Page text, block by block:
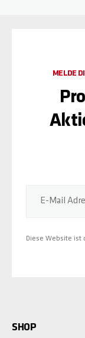
E-Mail
Diese Website ist
MELDE
SHOP